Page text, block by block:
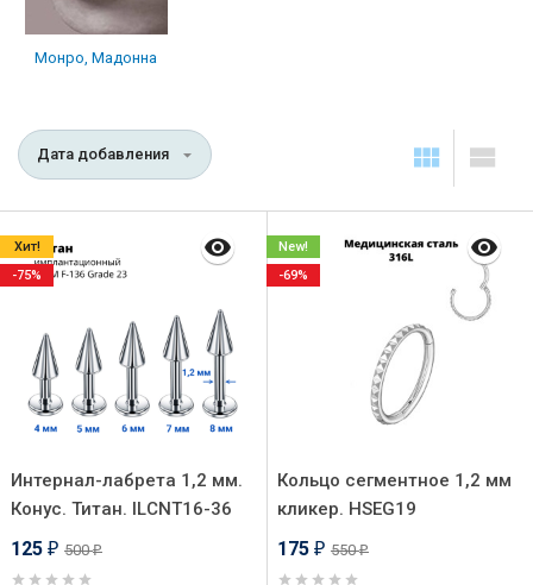
Монро, Мадонна
Дата добавления
Интернал-лабрета 1,2 мм.
Конус. Титан. ILCNT16-36
125 ₽ 500₽
Хит!
-75%
Кольцо сегментное 1,2 мм
кликер. HSEG19
175 ₽ 550₽
New!
-69%